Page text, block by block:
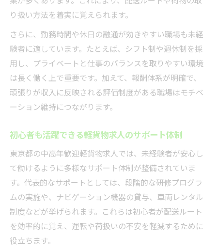
り扱い方法を着実に覚えられます。
さらに、勤務時間や休日の融通が効きやすい職場も未経
験者に適しています。たとえば、シフト制や週休制を採
用し、プライベートと仕事のバランスを取りやすい環境
は長く働く上で重要です。加えて、報酬体系が明確で、
頑張りが収入に反映される評価制度がある職場はモチベ
ーション維持につながります。
初心者も活躍できる軽貨物求人のサポート体制
東京都の中高年歓迎軽貨物求人では、未経験者が安心し
て働けるように多様なサポート体制が整備されていま
す。代表的なサポートとしては、段階的な研修プログラ
ムの実施や、ナビゲーション機器の貸与、車両レンタル
制度などが挙げられます。これらは初心者が配送ルート
を効率的に覚え、運転や荷扱いの不安を軽減するために
役立ちます。